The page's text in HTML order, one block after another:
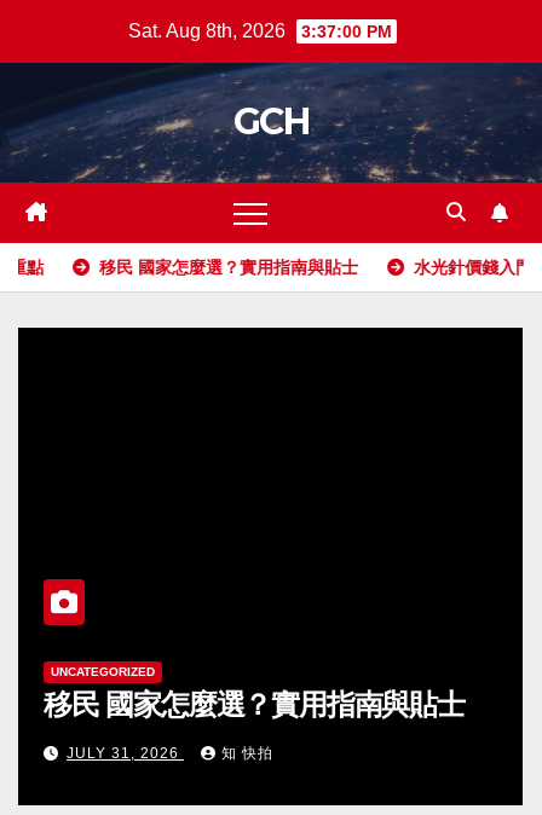
Sat. Aug 8th, 2026 3:37:02 PM
GCH
選？實用指南與貼士 水光針價錢入門：常見問題與選擇建議
士
水光針價錢入門：常見問題與選
議
JULY 31, 2026